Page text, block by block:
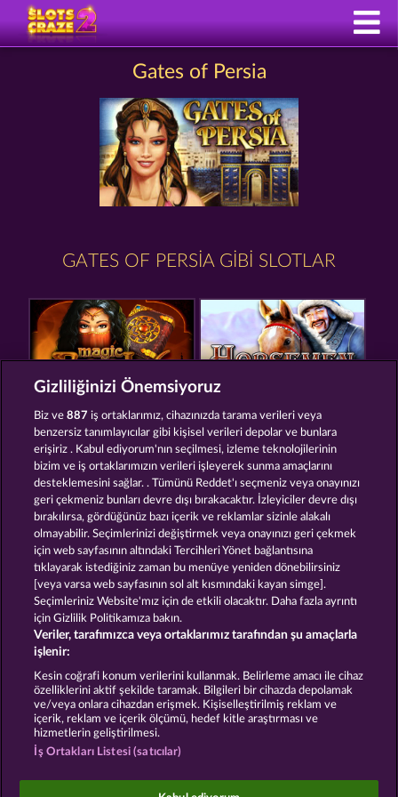
Gates of Persia
GATES OF PERSIA GIBI SLOTLAR
PALACE OF TREASURES 40 THIEVES
Hüküm ve Koşullar Gizlilik Beyanı Künye
Şirket SSS Facebook
İptal talebini gönder
Sosyal casino oyunları sadece eğlence amaçlıdır ve
Gizliliğinizi Önemsiyoruz
Biz ve887 iş ortaklarımız, cihazınızda tarama verileri veya
benzersiz tanımlayıcılar gibi kişisel verileri depolar ve bunlara
erişiriz . Kabul ediyorum'nın seçilmesi, izleme teknolojilerinin
bizim ve iş ortaklarımızın verileri işleyerek sunma amaçlarını
desteklemesini sağlar. . Tümünü Reddet'ı seçmeniz veya onayınızı
geri çekmeniz bunları devre dışı bırakacaktır. İzleyiciler devre dışı
bırakılırsa, gördüğünüz bazı içerik ve reklamlar sizinle alakalı
olmayabilir. Seçimlerinizi değiştirmek veya onayınızı geri çekmek
için web sayfasının altındaki Tercihleri Yönet bağlantısına
tıklayarak istediğiniz zaman bu menüye yeniden dönebilirsiniz
[veya varsa web sayfasının sol alt kısmındaki kayan simge].
Seçimleriniz Website'mız için de etkili olacaktır. Daha fazla ayrıntı
için Gizlilik Politikamıza bakın.
Veriler, tarafımızca veya ortaklarımız tarafından şu amaçlarla
işlenir:
Kesin coğrafi konum verilerini kullanmak. Belirleme amacı ile cihaz
özelliklerini aktif şekilde taramak. Bilgileri bir cihazda depolamak
ve/veya onlara cihazdan erişmek. Kişiselleştirilmiş reklam ve
içerik, reklam ve içerik ölçümü, hedef kitle araştırması ve
hizmetlerin geliştirilmesi.
İş Ortakları Listesi (satıcılar)